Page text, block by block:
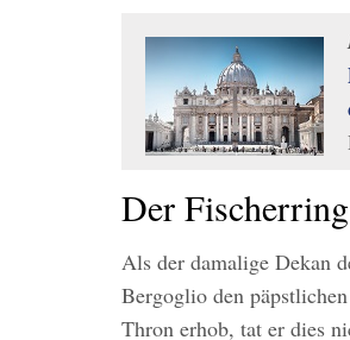
Der
Als der damalige Dekan
Bergoglio den
Thron erhob, tat er dies